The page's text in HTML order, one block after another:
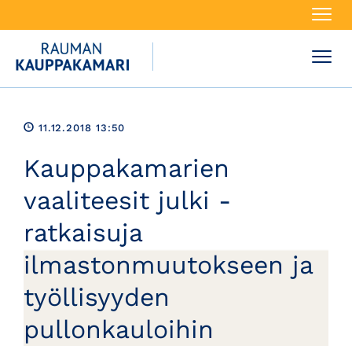
11.12.2018 13:50
Kauppakamarien
vaaliteesit julki -
ratkaisuja
ilmastonmuutokseen ja
työllisyyden
pullonkauloihin